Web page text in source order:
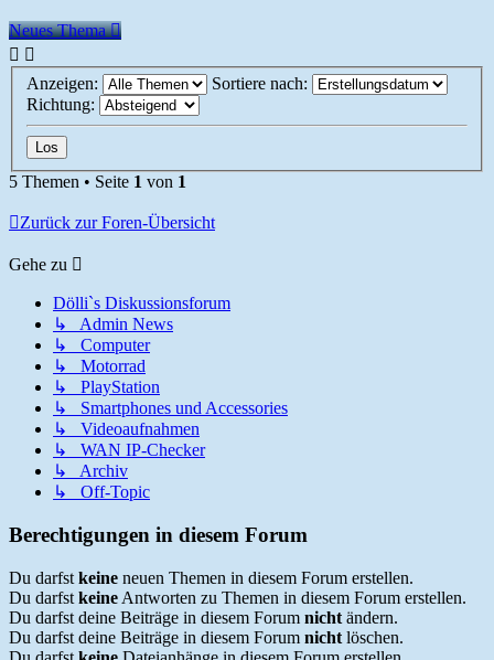
Neues Thema
Anzeigen:
Sortiere nach:
Richtung:
5 Themen • Seite 1 von 1
Zurück zur Foren-Übersicht
Gehe zu
Dölli`s Diskussionsforum
↳ Admin News
↳ Computer
↳ Motorrad
↳ PlayStation
↳ Smartphones und Accessories
↳ Videoaufnahmen
↳ WAN IP-Checker
↳ Archiv
↳ Off-Topic
Berechtigungen in diesem Forum
Du darfst keine neuen Themen in diesem Forum erstellen.
Du darfst keine Antworten zu Themen in diesem Forum erstellen.
Du darfst deine Beiträge in diesem Forum nicht ändern.
Du darfst deine Beiträge in diesem Forum nicht löschen.